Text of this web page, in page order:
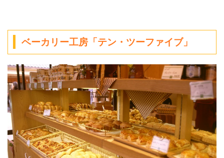
ベーカリー工房「テン・ツーファイブ」